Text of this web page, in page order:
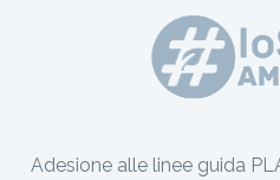
Adesione alle linee guida